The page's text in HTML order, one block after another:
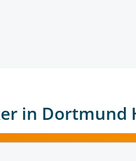
in Dortmund